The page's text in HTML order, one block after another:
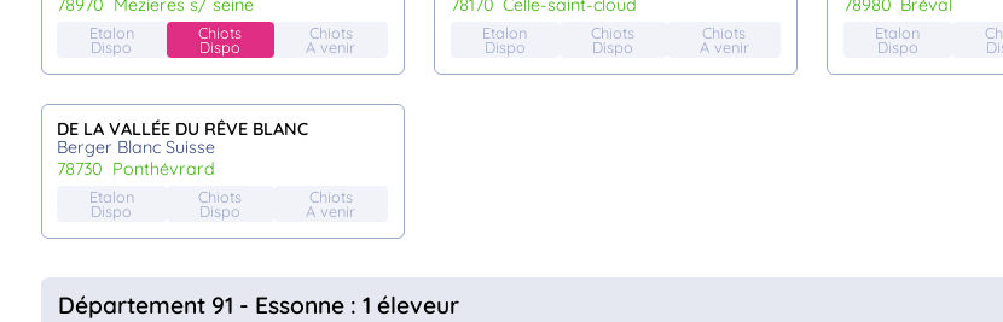
78970
mezieres s/ seine
Etalon
Dispo
Chiots
Dispo
Chiots
A venir
78170
celle-saint-cloud
Etalon
Dispo
Chiots
Dispo
Chiots
A venir
78980
bréval
Etalon
Dispo
DE LA VALLÉE DU RÊVE BLANC
Berger Blanc Suisse
78730
ponthévrard
Etalon
Dispo
Chiots
Dispo
Chiots
A venir
Département 91 - Essonne : 1 éleveur